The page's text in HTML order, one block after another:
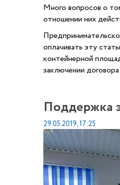
Много вопросов о
отношении них
оплачивать эту
контейнерной
заключении договора
Поддержка
29.05.2019, 17:25